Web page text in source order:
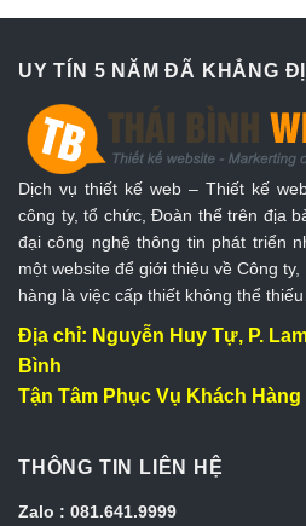
UY TÍN 5 NĂM ĐÃ KHẲNG
Dịch vụ thiết kế web – Thiết kế
công ty, tổ chức, Đoàn thể trên địa
đại công nghệ thông tin phát triển
một website để giới thiệu về Công
hàng là việc cấp thiết không thể
Địa chỉ: Nguyễn Huy Tự, P.
Bình
Tận Tâm Phục Vụ Khách Hàng
THÔNG TIN LIÊN HỆ
Zalo : 081.641.9999